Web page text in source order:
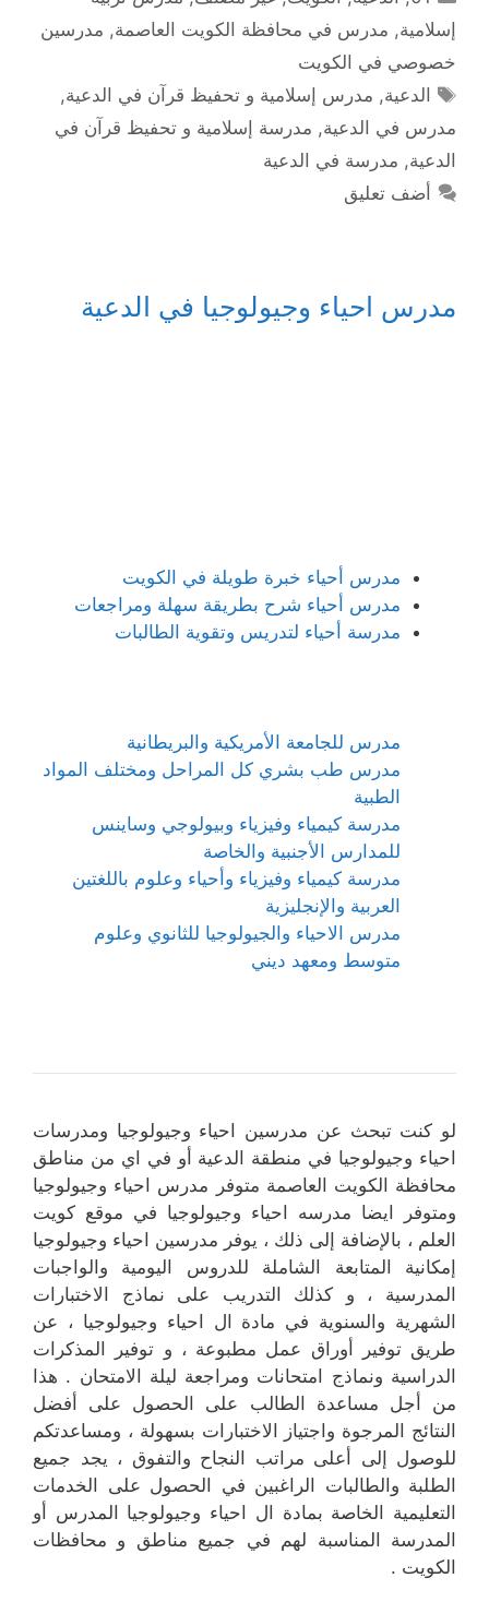
إسلامية, مدرس في محافظة الكويت العاصمة, مدرسين
خصوصي في الكويت
الوسوم
الدعية, مدرس إسلامية و تحفيظ قرآن في الدعية,
مدرس في الدعية, مدرسة إسلامية و تحفيظ قرآن في
الدعية, مدرسة في الدعية
أضف تعليق
مدرس احياء وجيولوجيا في الدعية
مدرس أحياء خبرة طويلة في الكويت
مدرس أحياء شرح بطريقة سهلة ومراجعات
مدرسة أحياء لتدريس وتقوية الطالبات
مدرس للجامعة الأمريكية والبريطانية
مدرس طب بشري كل المراحل ومختلف المواد
الطبية
مدرسة كيمياء وفيزياء وبيولوجي وساينس
للمدارس الأجنبية والخاصة
مدرسة كيمياء وفيزياء وأحياء وعلوم باللغتين
العربية والإنجليزية
مدرس الاحياء والجيولوجيا للثانوي وعلوم
متوسط ومعهد ديني
لو كنت تبحث عن مدرسين احياء وجيولوجيا ومدرسات
احياء وجيولوجيا في منطقة الدعية أو في اي من مناطق
محافظة الكويت العاصمة متوفر مدرس احياء وجيولوجيا
ومتوفر ايضا مدرسه احياء وجيولوجيا في موقع كويت
العلم ، بالإضافة إلى ذلك ، يوفر مدرسين احياء وجيولوجيا
إمكانية المتابعة الشاملة للدروس اليومية والواجبات
المدرسية ، و كذلك التدريب على نماذج الاختبارات
الشهرية والسنوية في مادة ال احياء وجيولوجيا ، عن
طريق توفير أوراق عمل مطبوعة ، و توفير المذكرات
الدراسية ونماذج امتحانات ومراجعة ليلة الامتحان . هذا
من أجل مساعدة الطالب على الحصول على أفضل
النتائج المرجوة واجتياز الاختبارات بسهولة ، ومساعدتكم
للوصول إلى أعلى مراتب النجاح والتفوق ، يجد جميع
الطلبة والطالبات الراغبين في الحصول على الخدمات
التعليمية الخاصة بمادة ال احياء وجيولوجيا المدرس أو
المدرسة المناسبة لهم في جميع مناطق و محافظات
الكويت .